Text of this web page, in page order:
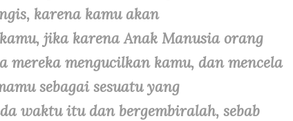
karena kamu akan
jika karena Anak Manusia orang
mereka mengucilkan kamu, dan mencela
sebagai sesuatu yang
waktu itu dan bergembiralah, sebab